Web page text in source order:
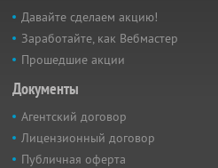
Давайте сделаем акцию!
Заработайте, как Вебмастер
Прошедшие акции
Документы
Агентский договор
Лицензионный договор
Публичная оферта